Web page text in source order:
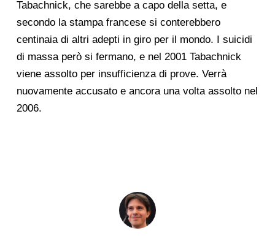
Tabachnick, che sarebbe a capo della setta, e
secondo la stampa francese si conterebbero
centinaia di altri adepti in giro per il mondo. I suicidi
di massa però si fermano, e nel 2001 Tabachnick
viene assolto per insufficienza di prove. Verrà
nuovamente accusato e ancora una volta assolto nel
2006.